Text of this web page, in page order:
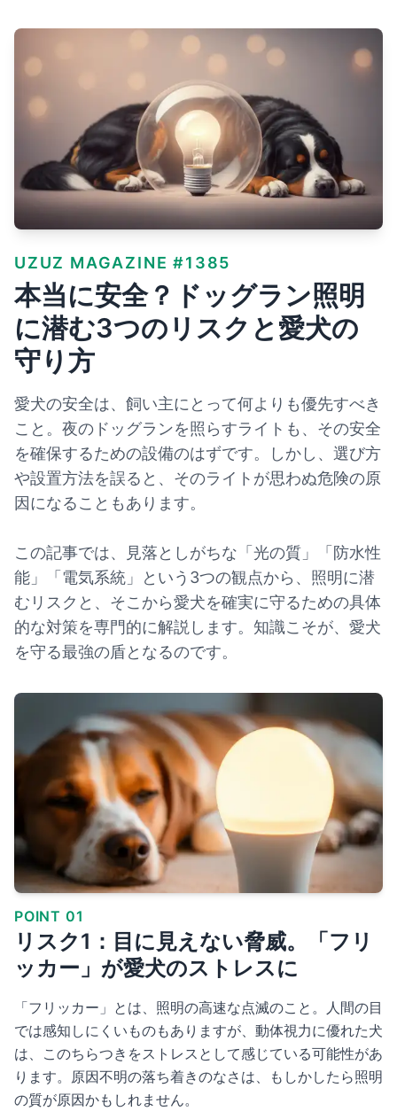
UZUZ MAGAZINE #1385
本当に安全？ドッグラン照明
に潜む3つのリスクと愛犬の
守り方
愛犬の安全は、飼い主にとって何よりも優先すべき
こと。夜のドッグランを照らすライトも、その安全
を確保するための設備のはずです。しかし、選び方
や設置方法を誤ると、そのライトが思わぬ危険の原
因になることもあります。
この記事では、見落としがちな「光の質」「防水性
能」「電気系統」という3つの観点から、照明に潜
むリスクと、そこから愛犬を確実に守るための具体
的な対策を専門的に解説します。知識こそが、愛犬
を守る最強の盾となるのです。
POINT 01
リスク1：目に見えない脅威。「フリ
ッカー」が愛犬のストレスに
「フリッカー」とは、照明の高速な点滅のこと。人間の目
では感知しにくいものもありますが、動体視力に優れた犬
は、このちらつきをストレスとして感じている可能性があ
ります。原因不明の落ち着きのなさは、もしかしたら照明
の質が原因かもしれません。